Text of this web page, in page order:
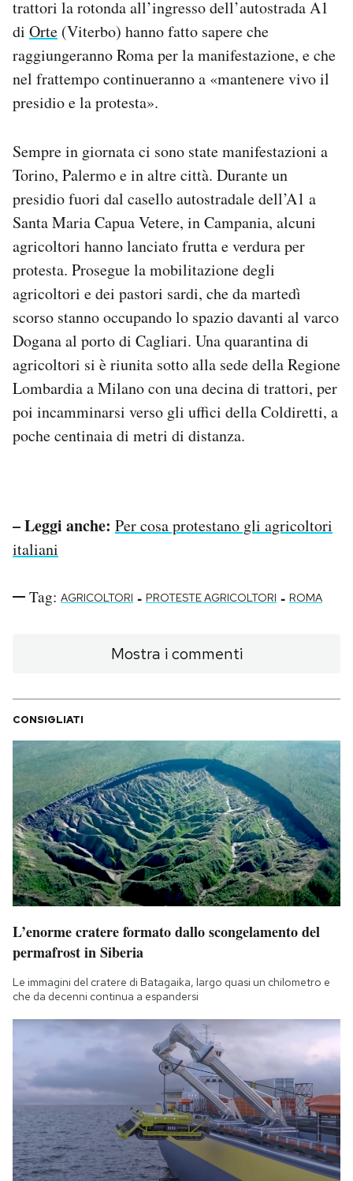
trattori la rotonda all’ingresso dell’autostrada A1
di Orte (Viterbo) hanno fatto sapere che
raggiungeranno Roma per la manifestazione, e che
nel frattempo continueranno a «mantenere vivo il
presidio e la protesta».
Sempre in giornata ci sono state manifestazioni a
Torino, Palermo e in altre città. Durante un
presidio fuori dal casello autostradale dell’A1 a
Santa Maria Capua Vetere, in Campania, alcuni
agricoltori hanno lanciato frutta e verdura per
protesta. Prosegue la mobilitazione degli
agricoltori e dei pastori sardi, che da martedì
scorso stanno occupando lo spazio davanti al varco
Dogana al porto di Cagliari. Una quarantina di
agricoltori si è riunita sotto alla sede della Regione
Lombardia a Milano con una decina di trattori, per
poi incamminarsi verso gli uffici della Coldiretti, a
poche centinaia di metri di distanza.
– Leggi anche: Per cosa protestano gli agricoltori
italiani
Tag: AGRICOLTORI - PROTESTE AGRICOLTORI - ROMA
Mostra i commenti
CONSIGLIATI
L’enorme cratere formato dallo scongelamento del
permafrost in Siberia
Le immagini del cratere di Batagaika, largo quasi un chilometro e
che da decenni continua a espandersi